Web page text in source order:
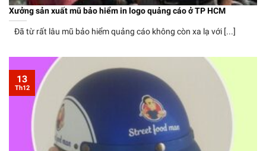
Xưởng sản xuất mũ bảo hiểm in logo quảng cáo ở TP HCM
Đã từ rất lâu mũ bảo hiểm quảng cáo không còn xa lạ với [...]
13
Th12